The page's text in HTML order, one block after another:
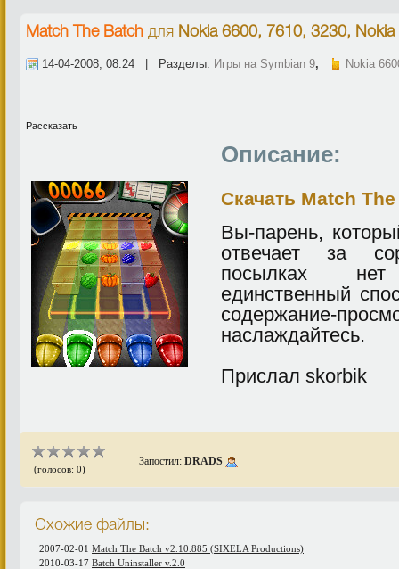
Match The Batch для Nokia 6600, 7610, 3230,
14-04-2008, 08:24 | Разделы: Игры на Symbian 9, Nokia
Рассказать
Описание:
Скачать Match
Вы-парень,
отвечает за
посылках
единственный
содержание-
наслаждайтесь.
Прислал skorbik
(голосов: 0)
Запостил: DRADS
Схожие файлы:
2007-02-01 Match The Batch v2.10.885 (SIXELA Productions)
2010-03-17 Batch Uninstaller v.2.0